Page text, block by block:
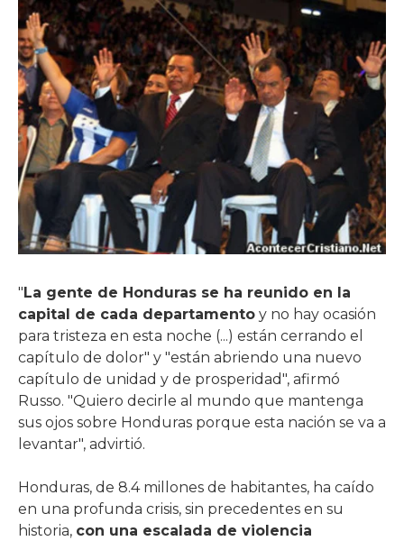
" La gente de Honduras se ha reunido en la
capital de cada departamento y no hay ocasión
para tristeza en esta noche (...) están cerrando el
capítulo de dolor" y "están abriendo una nuevo
capítulo de unidad y de prosperidad", afirmó
Russo. "Quiero decirle al mundo que mantenga
sus ojos sobre Honduras porque esta nación se va a
levantar", advirtió.
Honduras, de 8.4 millones de habitantes, ha caído
en una profunda crisis, sin precedentes en su
historia, con una escalada de violencia